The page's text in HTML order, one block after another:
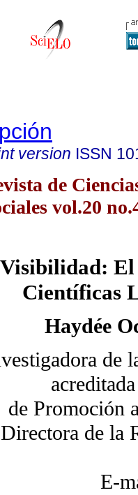
version ISSN
de
vol.20
Visibilidad: El
Científicas
Haydée
de
de Promoción
Directora de la
E-